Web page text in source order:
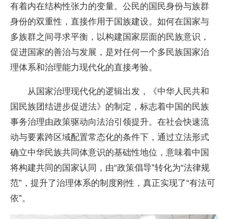
有着内在结构性张力的变量。公民的国民身份与族群
身份的双重性，直接作用于国族建设。如何在国家与
多族群之间寻求平衡，以构建国家层面的民族意识，
促进国家的善治与发展，是对任何一个多民族国家治
理体系和治理能力现代化的直接考验。
从国家治理现代化的逻辑出发，《中华人民共和
国民族团结进步促进法》的制定，标志着中国的民族
事务治理由政策驱动向法治引领提升。在社会快速流
动与要素跨区域配置常态化的条件下，通过立法形式
确立中华民族共同体意识的基础性地位，意味着中国
将构建共同的国家认同，由“政策倡导”转化为“法律规
范”，提升了治理体系的制度刚性，真正实现了“有法可
依”。